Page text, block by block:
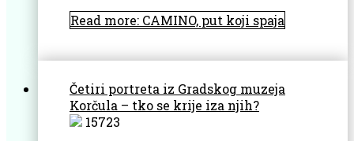
Read more: CAMINO, put koji spaja
Četiri portreta iz Gradskog muzeja
Korčula – tko se krije iza njih?
15723